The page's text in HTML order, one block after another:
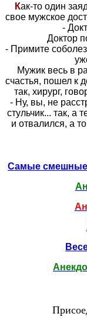
Как-то один
свое мужское
-
Доктор
- Примите
Мужик весь в
счастья, пошел к
так, хирург,
- Ну, вы, не
стульчик... так, а
и отвалился, а
Самые смешные